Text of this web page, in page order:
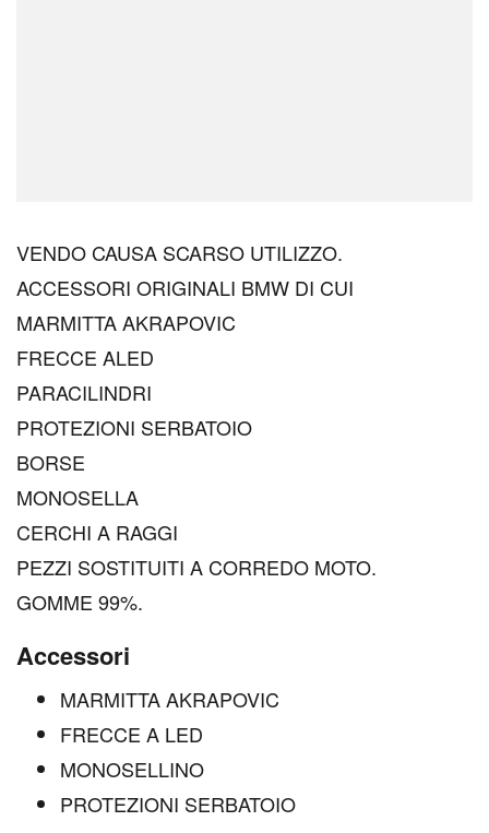
VENDO CAUSA SCARSO UTILIZZO.
ACCESSORI ORIGINALI BMW DI CUI
MARMITTA AKRAPOVIC
FRECCE ALED
PARACILINDRI
PROTEZIONI SERBATOIO
BORSE
MONOSELLA
CERCHI A RAGGI
PEZZI SOSTITUITI A CORREDO MOTO.
GOMME 99%.
Accessori
MARMITTA AKRAPOVIC
FRECCE A LED
MONOSELLINO
PROTEZIONI SERBATOIO